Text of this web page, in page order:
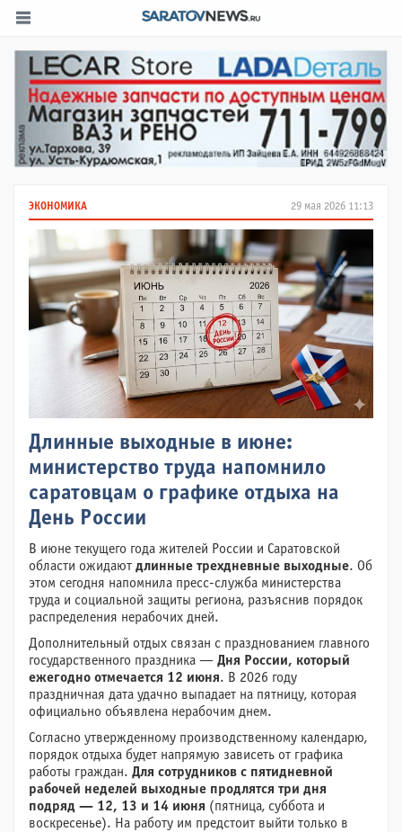
29 мая 2026 11:13
ЭКОНОМИКА
Длинные выходные в июне:
министерство труда напомнило
саратовцам о графике отдыха на
День России
В июне текущего года жителей России и Саратовской
области ожидают длинные трехдневные выходные. Об
этом сегодня напомнила пресс-служба министерства
труда и социальной защиты региона, разъяснив порядок
распределения нерабочих дней.
Дополнительный отдых связан с празднованием главного
государственного праздника — Дня России, который
ежегодно отмечается 12 июня. В 2026 году
праздничная дата удачно выпадает на пятницу, которая
официально объявлена нерабочим днем.
Согласно утвержденному производственному календарю,
порядок отдыха будет напрямую зависеть от графика
работы граждан. Для сотрудников с пятидневной
рабочей неделей выходные продлятся три дня
подряд — 12, 13 и 14 июня (пятница, суббота и
воскресенье). На работу им предстоит выйти только в